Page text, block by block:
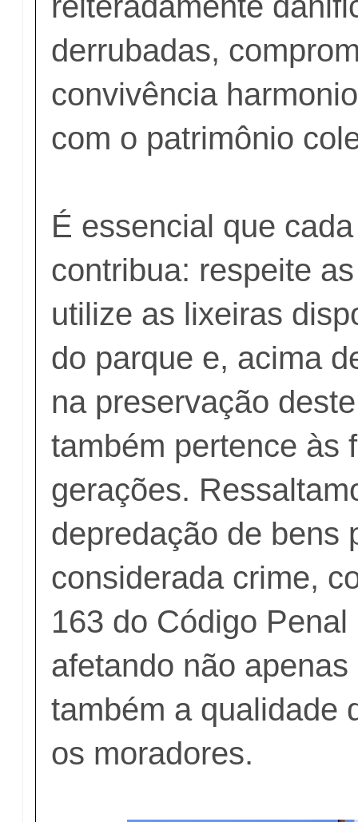
derrubadas,
convivência
com o patrimônio
É essencial que
contribua: respeite
utilize as lixeiras
do parque e, acima
na preservação
também pertence às
gerações.
depredação de bens
considerada crime,
163 do Código
afetando não
também a qualidade
os moradores.